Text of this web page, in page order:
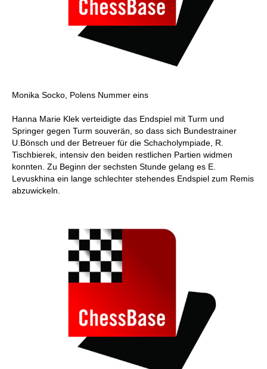
Monika Socko, Polens Nummer eins
Hanna Marie Klek verteidigte das Endspiel mit Turm und
Springer gegen Turm souverän, so dass sich Bundestrainer
U.Bönsch und der Betreuer für die Schacholympiade, R.
Tischbierek, intensiv den beiden restlichen Partien widmen
konnten. Zu Beginn der sechsten Stunde gelang es E.
Levuskhina ein lange schlechter stehendes Endspiel zum Remis
abzuwickeln.